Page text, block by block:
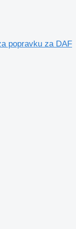
popravku za DAF